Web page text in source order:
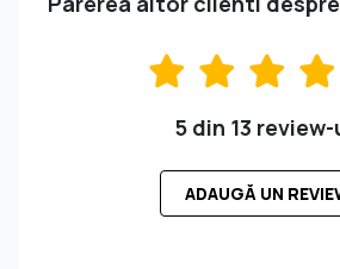
5 din 13
ADAUGĂ UN